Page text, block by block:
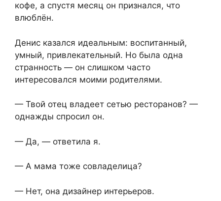
кофе, а спустя месяц он признался, что
влюблён.
Денис казался идеальным: воспитанный,
умный, привлекательный. Но была одна
странность — он слишком часто
интересовался моими родителями.
— Твой отец владеет сетью ресторанов? —
однажды спросил он.
— Да, — ответила я.
— А мама тоже совладелица?
— Нет, она дизайнер интерьеров.